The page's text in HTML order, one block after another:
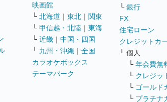
映画館
└ 北海道 ｜ 東北 ｜ 関東
└ 甲信越・北陸 ｜ 東海
└ 近畿 ｜ 中国・四国
└ 九州・沖縄 ｜ 全国
カラオケボックス
テーマパーク
└ 銀行
FX
住宅ローン
クレジットカ
└ 個人
└ 年会費無
└ クレジッ
└ ゴールド
└ プラチナ